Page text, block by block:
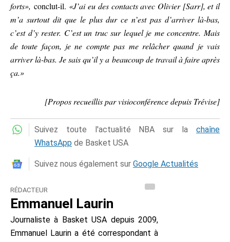
forts», conclut-il. «J’ai eu des contacts avec Olivier [Sarr], et il
m’a surtout dit que le plus dur ce n’est pas d’arriver là-bas,
c’est d’y rester. C’est un truc sur lequel je me concentre. Mais
de toute façon, je ne compte pas me relâcher quand je vais
arriver là-bas. Je sais qu’il y a beaucoup de travail à faire après
ça.»
[Propos recueillis par visioconférence depuis Trévise]
Suivez toute l'actualité NBA sur la chaîne
WhatsApp de Basket USA
Suivez nous également sur Google Actualités
RÉDACTEUR
Emmanuel Laurin
Journaliste à Basket USA depuis 2009,
Emmanuel Laurin a été correspondant à